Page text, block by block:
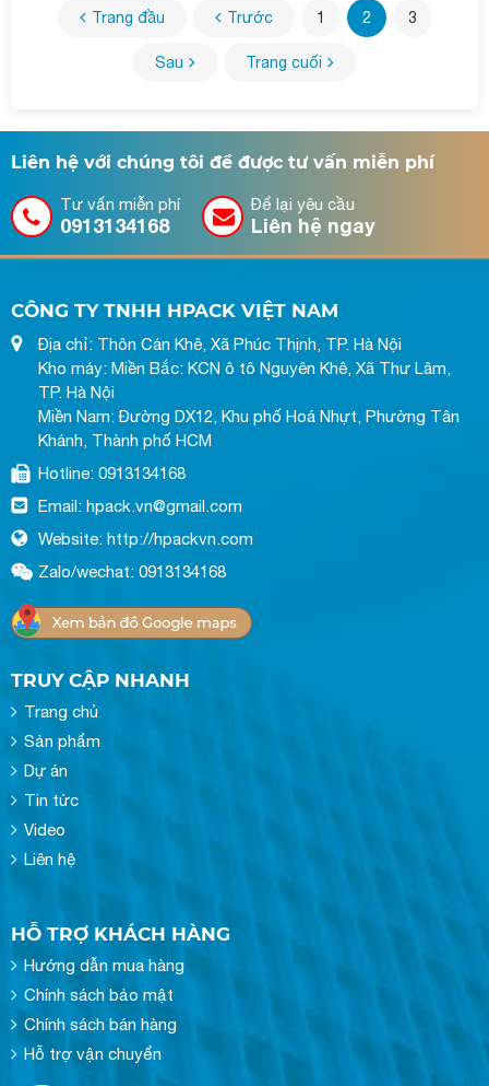
Trang đầu Trước 1 2 3
Sau Trang cuối
Liên hệ với chúng tôi để được tư vấn miễn phí
Tư vấn miễn phí
0913134168
Để lại yêu cầu
Liên hệ ngay
CÔNG TY TNHH HPACK VIỆT NAM
Địa chỉ: Thôn Cán Khê, Xã Phúc Thịnh, TP. Hà Nội
Kho máy: Miền Bắc: KCN ô tô Nguyên Khê, Xã Thư Lâm,
TP. Hà Nội
Miền Nam: Đường DX12, Khu phố Hoá Nhựt, Phường Tân
Khánh, Thành phố HCM
Hotline: 0913134168
Email: hpack.vn@gmail.com
Website: http://hpackvn.com
Zalo/wechat: 0913134168
TRUY CẬP NHANH
Trang chủ
Sản phẩm
Dự án
Tin tức
Video
Liên hệ
HỖ TRỢ KHÁCH HÀNG
Hướng dẫn mua hàng
Chính sách bảo mật
Chính sách bán hàng
Hỗ trợ vận chuyển